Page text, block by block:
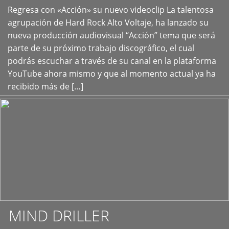
Regresa con «Acción» su nuevo videoclip La talentosa
agrupación de Hard Rock Alto Voltaje, ha lanzado su
nueva producción audiovisual “Acción” tema que será
parte de su próximo trabajo discográfico, el cual
podrás escuchar a través de su canal en la plataforma
YouTube ahora mismo y que al momento actual ya ha
recibido más de […]
+
MIND DRILLER